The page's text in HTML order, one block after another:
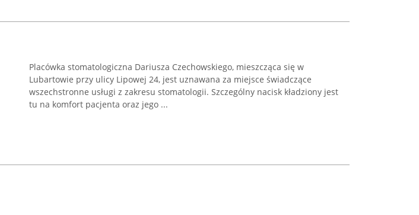
Placówka stomatologiczna Dariusza Czechowskiego, mieszcząca się w
Lubartowie przy ulicy Lipowej 24, jest uznawana za miejsce świadczące
wszechstronne usługi z zakresu stomatologii. Szczególny nacisk kładziony jest
tu na komfort pacjenta oraz jego ...